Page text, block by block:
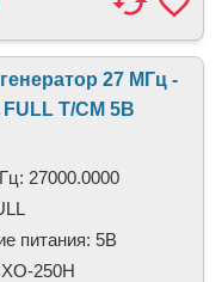
27 МГц -
T/CM 5В
27000.0000
питания: 5В
250H